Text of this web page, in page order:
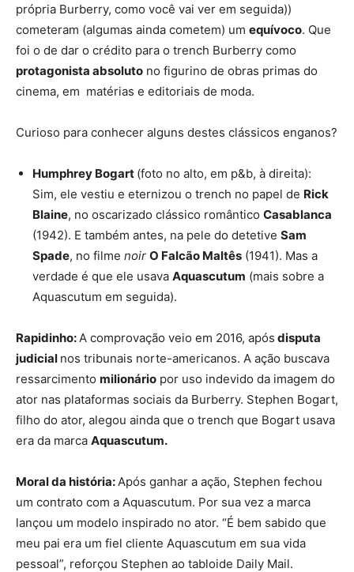
própria Burberry, como você vai ver em seguida))
cometeram (algumas ainda cometem) um equívoco. Que
foi o de dar o crédito para o trench Burberry como
protagonista absoluto no figurino de obras primas do
cinema, em matérias e editoriais de moda.
Curioso para conhecer alguns destes clássicos enganos?
Humphrey Bogart (foto no alto, em p&b, à direita):
Sim, ele vestiu e eternizou o trench no papel de Rick
Blaine, no oscarizado clássico romântico Casablanca
(1942). E também antes, na pele do detetive Sam
Spade, no filme noir O Falcão Maltês (1941). Mas a
verdade é que ele usava Aquascutum (mais sobre a
Aquascutum em seguida).
Rapidinho:A comprovação veio em 2016, após disputa
judicial nos tribunais norte-americanos. A ação buscava
ressarcimento milionário por uso indevido da imagem do
ator nas plataformas sociais da Burberry. Stephen Bogart,
filho do ator, alegou ainda que o trench que Bogart usava
era da marca Aquascutum.
Moral da história:Após ganhar a ação, Stephen fechou
um contrato com a Aquascutum. Por sua vez a marca
lançou um modelo inspirado no ator. “É bem sabido que
meu pai era um fiel cliente Aquascutum em sua vida
pessoal”, reforçou Stephen ao tabloide Daily Mail.